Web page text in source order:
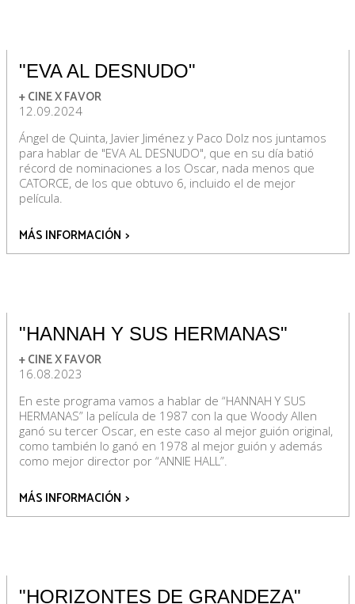
"EVA AL DESNUDO"
+ CINE X FAVOR
12.09.2024
Ángel de Quinta, Javier Jiménez y Paco Dolz nos juntamos
para hablar de "EVA AL DESNUDO", que en su día batió
récord de nominaciones a los Oscar, nada menos que
CATORCE, de los que obtuvo 6, incluido el de mejor
película.
MÁS INFORMACIÓN >
"HANNAH Y SUS HERMANAS"
+ CINE X FAVOR
16.08.2023
En este programa vamos a hablar de “HANNAH Y SUS
HERMANAS” la película de 1987 con la que Woody Allen
ganó su tercer Oscar, en este caso al mejor guión original,
como también lo ganó en 1978 al mejor guión y además
como mejor director por “ANNIE HALL”.
MÁS INFORMACIÓN >
"HORIZONTES DE GRANDEZA"